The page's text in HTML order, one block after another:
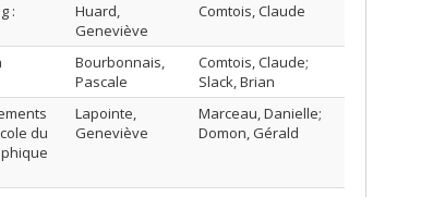
:
Huard,
Geneviève
Comtois, Claude
Bourbonnais,
Pascale
Comtois, Claude;
Slack, Brian
du
Lapointe,
Geneviève
Marceau, Danielle;
Domon, Gérald